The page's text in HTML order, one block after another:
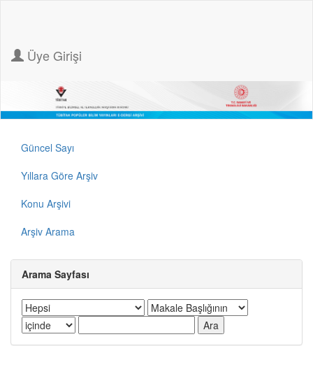
Üye Girişi
Güncel Sayı
Yıllara Göre Arşiv
Konu Arşivi
Arşiv Arama
Arama Sayfası